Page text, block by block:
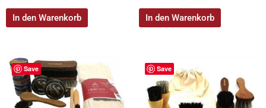
In den Warenkorb In den Warenkorb
Save Save